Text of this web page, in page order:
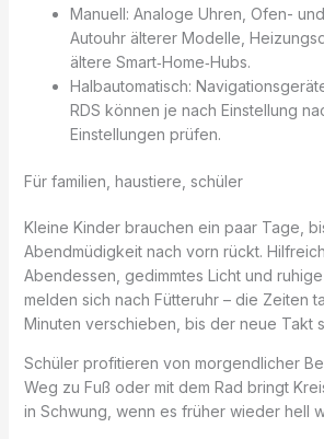
Manuell: Analoge Uhren, Ofen-
Autouhr älterer Modelle,
ältere Smart‑Home‑Hubs.
Halbautomatisch:
RDS können je nach Einstellung
Einstellungen prüfen.
Für familien, haustiere, schüler
Kleine Kinder brauchen ein paar Tage,
Abendmüdigkeit nach vorn rückt.
Abendessen, gedimmtes Licht und
melden sich nach Fütteruhr – die Zeiten
Minuten verschieben, bis der neue Takt
Schüler profitieren von morgendlicher
Weg zu Fuß oder mit dem Rad bringt
in Schwung, wenn es früher wieder hell